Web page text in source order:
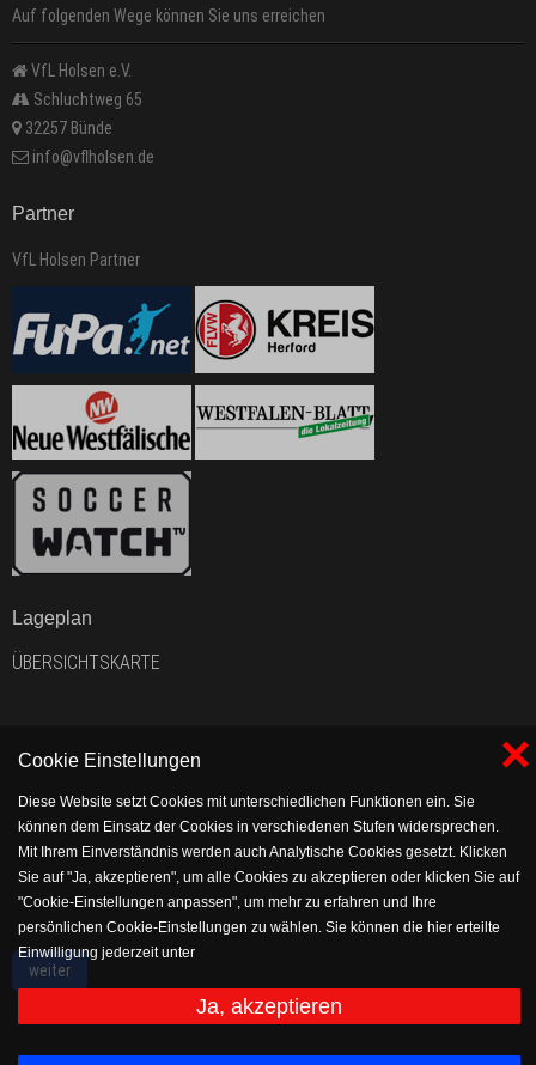
×
Cookie Einstellungen
Diese Website setzt Cookies mit unterschiedlichen Funktionen ein. Sie
können dem Einsatz der Cookies in verschiedenen Stufen widersprechen.
Mit Ihrem Einverständnis werden auch Analytische Cookies gesetzt. Klicken
Sie auf "Ja, akzeptieren", um alle Cookies zu akzeptieren oder klicken Sie auf
"Cookie-Einstellungen anpassen", um mehr zu erfahren und Ihre
persönlichen Cookie-Einstellungen zu wählen. Sie können die hier erteilte
Einwilligung jederzeit unter
https://www.vflholsen.com/verein/impressum/datenschutz widerrufen bzw.
Ja, akzeptieren
Auf folgenden Wege können Sie uns erreichen
VfL Holsen e.V.
Schluchtweg 65
32257 Bünde
info@vflholsen.de
Partner
VfL Holsen Partner
Lageplan
ÜBERSICHTSKARTE
weiter